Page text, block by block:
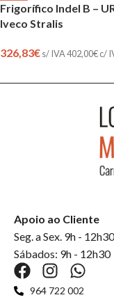
Frigorífico Indel B –
Iveco Stralis
326,83€s/ IVA402,00€c/
Apoio ao Cliente
Seg. a Sex. 9h -
Sábados: 9h - 12h30
964 722 002